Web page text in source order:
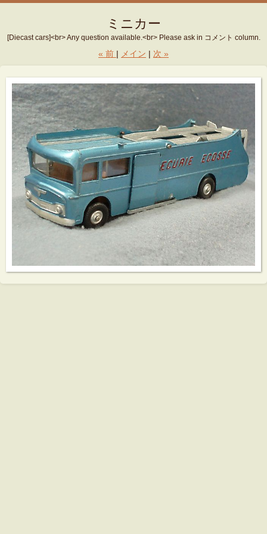
ミニカー
[Diecast cars]<br> Any question available.<br> Please ask in コメント column.
« 前 メイン 次 »